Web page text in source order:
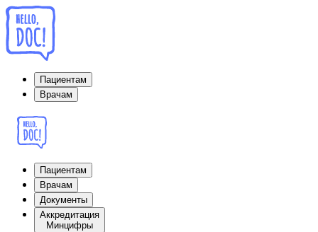
Пациентам
Врачам
Пациентам
Врачам
Документы
Аккредитация
Минцифры